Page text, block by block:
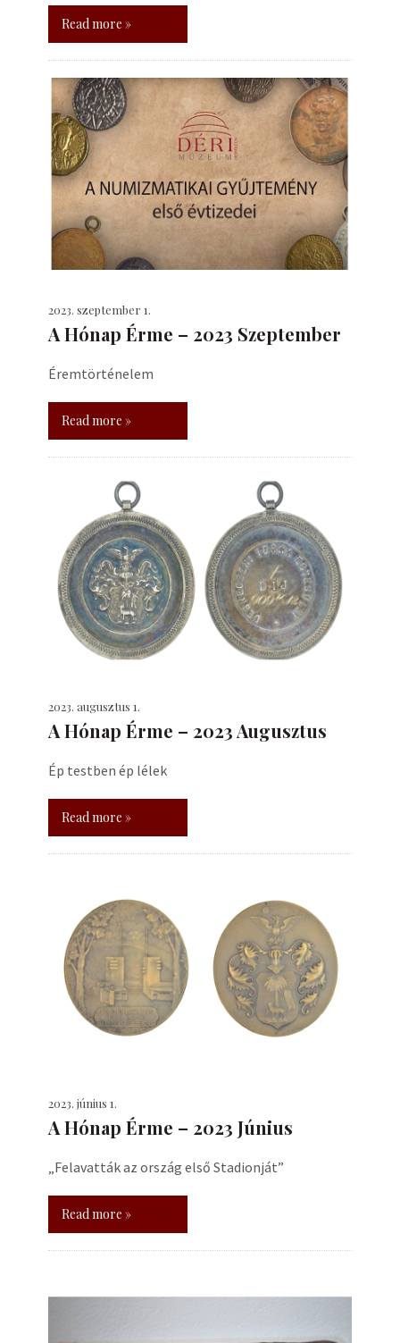
Read more »
2023. szeptember 1.
A Hónap Érme – 2023 Szeptember
Éremtörténelem
Read more »
2023. augusztus 1.
A Hónap Érme – 2023 Augusztus
Ép testben ép lélek
Read more »
2023. június 1.
A Hónap Érme – 2023 Június
„Felavatták az ország első Stadionját”
Read more »